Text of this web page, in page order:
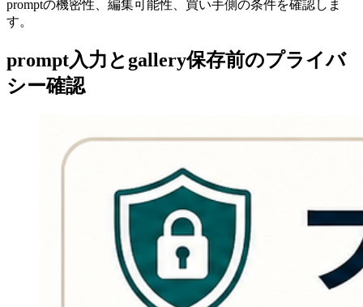
promptの機密性、編集可能性、買い手側の条件を確認しま
す。
prompt入力とgallery保存前のプライバ
シー確認